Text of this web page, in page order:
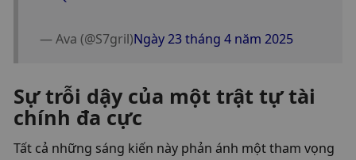
— Ava (@S7gril)Ngày 23 tháng 4 năm 2025
Sự trỗi dậy của một trật tự tài
chính đa cực
Tất cả những sáng kiến ​​này phản ánh một tham vọng